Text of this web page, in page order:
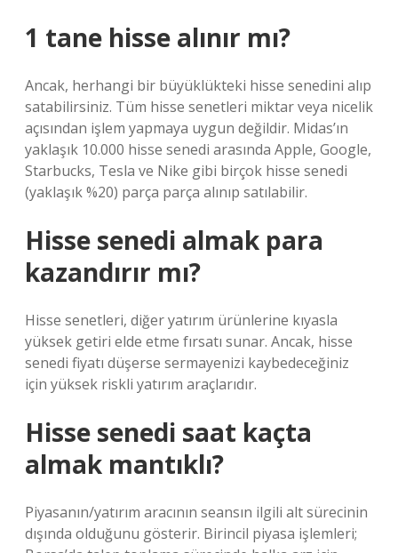
1 tane hisse alınır mı?
Ancak, herhangi bir büyüklükteki hisse senedini alıp
satabilirsiniz. Tüm hisse senetleri miktar veya nicelik
açısından işlem yapmaya uygun değildir. Midas’ın
yaklaşık 10.000 hisse senedi arasında Apple, Google,
Starbucks, Tesla ve Nike gibi birçok hisse senedi
(yaklaşık %20) parça parça alınıp satılabilir.
Hisse senedi almak para
kazandırır mı?
Hisse senetleri, diğer yatırım ürünlerine kıyasla
yüksek getiri elde etme fırsatı sunar. Ancak, hisse
senedi fiyatı düşerse sermayenizi kaybedeceğiniz
için yüksek riskli yatırım araçlarıdır.
Hisse senedi saat kaçta
almak mantıklı?
Piyasanın/yatırım aracının seansın ilgili alt sürecinin
dışında olduğunu gösterir. Birincil piyasa işlemleri;